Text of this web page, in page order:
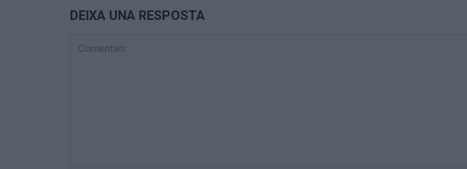
DEIXA UNA RESPOSTA